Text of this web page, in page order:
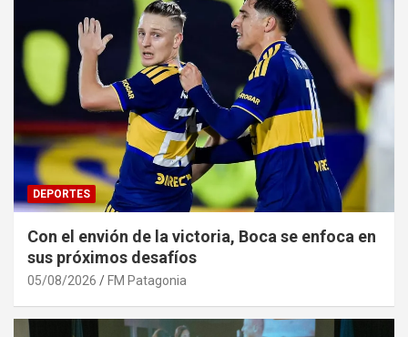
DEPORTES
Con el envión de la victoria, Boca se enfoca en
sus próximos desafíos
05/08/2026 FM Patagonia